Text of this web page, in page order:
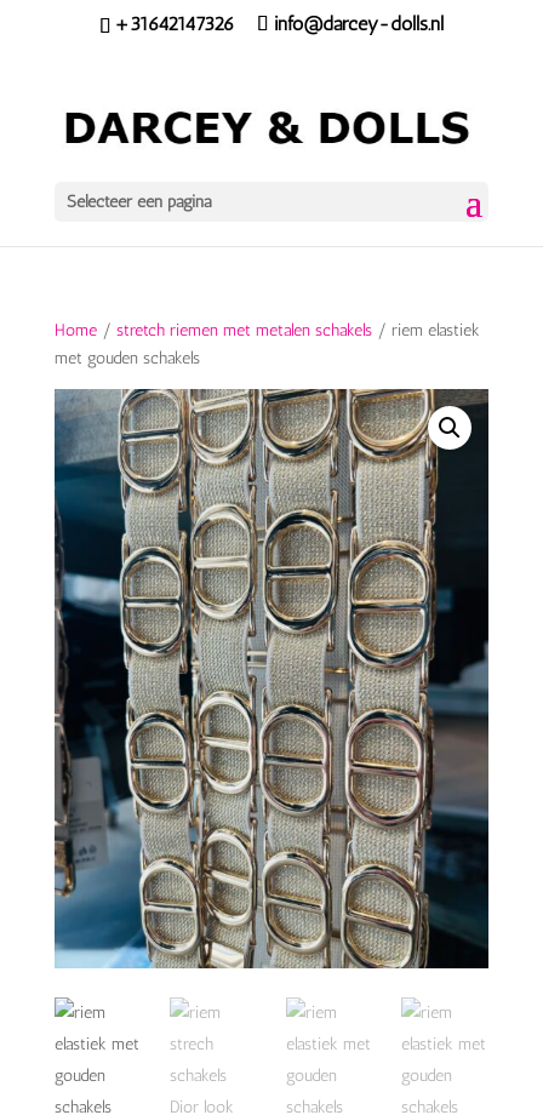
+31642147326 info@darcey-dolls.nl
Selecteer een pagina
Home/ stretch riemen met metalen schakels/ riem elastiek
met gouden schakels